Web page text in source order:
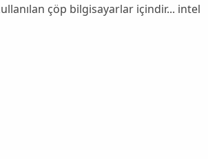
çöp bilgisayarlar içindir... intel